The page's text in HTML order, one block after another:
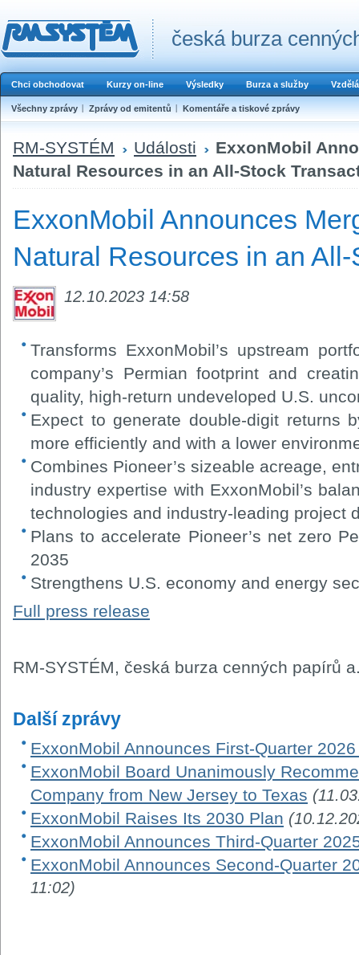
česká burza
Chci obchodovat Kurzy on-line Výsledky Burza a služby
Všechny zprávy Zprávy od emitentů Komentáře a tiskové zprávy
RM-SYSTÉM Události
ExxonMobil
Natural Resources in an All-Stock
ExxonMobil Announces
Natural Resources in an
12.10.2023 14:58
Transforms ExxonMobil’s upstream
company’s Permian footprint and
quality, high-return undeveloped U.S.
Expect to generate double-digit returns
more efficiently and with a lower
Combines Pioneer’s sizeable acreage,
industry expertise with ExxonMobil’s
technologies and industry-leading project
Plans to accelerate Pioneer’s net zero
2035
Strengthens U.S. economy and energy
Full press release
RM-SYSTÉM, česká burza cenných papírů
Další zprávy
ExxonMobil Announces First-Quarter
ExxonMobil Board Unanimously
Company from New Jersey to Texas
ExxonMobil Raises Its 2030 Plan
ExxonMobil Announces Third-Quarter
ExxonMobil Announces Second-Quarter
11:02)